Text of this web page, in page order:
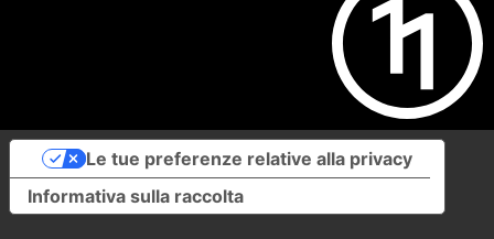
Informativa sulla raccolta
Le tue preferenze relative alla privacy